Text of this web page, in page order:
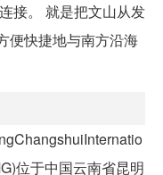
接。 就是把文山从发
便快捷地与南方沿海
位于中国云南省昆明